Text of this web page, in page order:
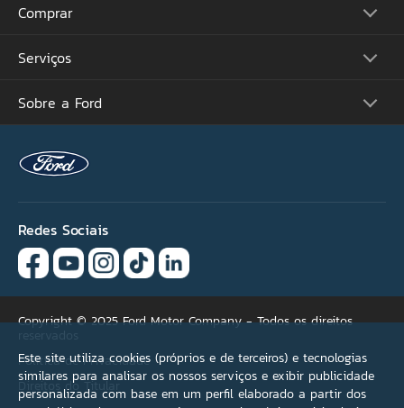
Este site utiliza cookies (próprios e de terceiros) e tecnologias
similares para analisar os nossos serviços e exibir publicidade
personalizada com base em um perfil elaborado a partir dos
Picapes
Suvs
Performance
Comprar
Monte o Seu
Ofertas
Concessionárias
Acessórios Ford
Serviços Financeiros
Simule seu Financiamento
Plano Ford Sempre
Serviços
Atualização Sync
Proprietários
Recall
Ford Protect
Revisão Preço Fixo Ford
Agende seu Serviço
Garantia
Quick Lane®
Sobre a Ford
Carreiras
Programa de Estágio
Ford Global
Notícias
Fale Conosco
Redes Sociais
Copyright © 2025 Ford Motor Company - Todos os direitos
Política de Privacidade
Direitos do Titular